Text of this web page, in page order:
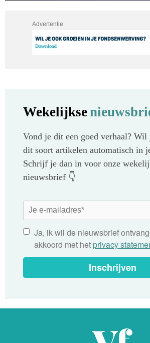
Advertentie
Wekelijkse
Vond je dit een goed verhaal? Wil
dit soort artikelen automatisch in
Schrijf je dan in voor onze
nieuwsbrief 👇
Ja, ik wil de nieuwsbrief
akkoord met het privacy
Inschrijven